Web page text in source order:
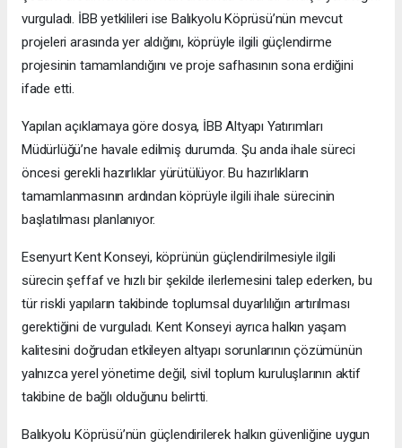
vurguladı. İBB yetkilileri ise Balıkyolu Köprüsü’nün mevcut
projeleri arasında yer aldığını, köprüyle ilgili güçlendirme
projesinin tamamlandığını ve proje safhasının sona erdiğini
ifade etti.
Yapılan açıklamaya göre dosya, İBB Altyapı Yatırımları
Müdürlüğü’ne havale edilmiş durumda. Şu anda ihale süreci
öncesi gerekli hazırlıklar yürütülüyor. Bu hazırlıkların
tamamlanmasının ardından köprüyle ilgili ihale sürecinin
başlatılması planlanıyor.
Esenyurt Kent Konseyi, köprünün güçlendirilmesiyle ilgili
sürecin şeffaf ve hızlı bir şekilde ilerlemesini talep ederken, bu
tür riskli yapıların takibinde toplumsal duyarlılığın artırılması
gerektiğini de vurguladı. Kent Konseyi ayrıca halkın yaşam
kalitesini doğrudan etkileyen altyapı sorunlarının çözümünün
yalnızca yerel yönetime değil, sivil toplum kuruluşlarının aktif
takibine de bağlı olduğunu belirtti.
Balıkyolu Köprüsü’nün güçlendirilerek halkın güvenliğine uygun